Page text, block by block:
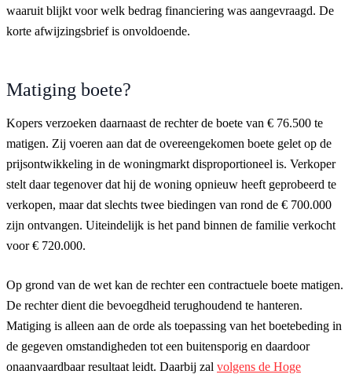
waaruit blijkt voor welk bedrag financiering was aangevraagd. De
korte afwijzingsbrief is onvoldoende.
Matiging boete?
Kopers verzoeken daarnaast de rechter de boete van € 76.500 te
matigen. Zij voeren aan dat de overeengekomen boete gelet op de
prijsontwikkeling in de woningmarkt disproportioneel is. Verkoper
stelt daar tegenover dat hij de woning opnieuw heeft geprobeerd te
verkopen, maar dat slechts twee biedingen van rond de € 700.000
zijn ontvangen. Uiteindelijk is het pand binnen de familie verkocht
voor € 720.000.
Op grond van de wet kan de rechter een contractuele boete matigen.
De rechter dient die bevoegdheid terughoudend te hanteren.
Matiging is alleen aan de orde als toepassing van het boetebeding in
de gegeven omstandigheden tot een buitensporig en daardoor
onaanvaardbaar resultaat leidt. Daarbij zal volgens de Hoge